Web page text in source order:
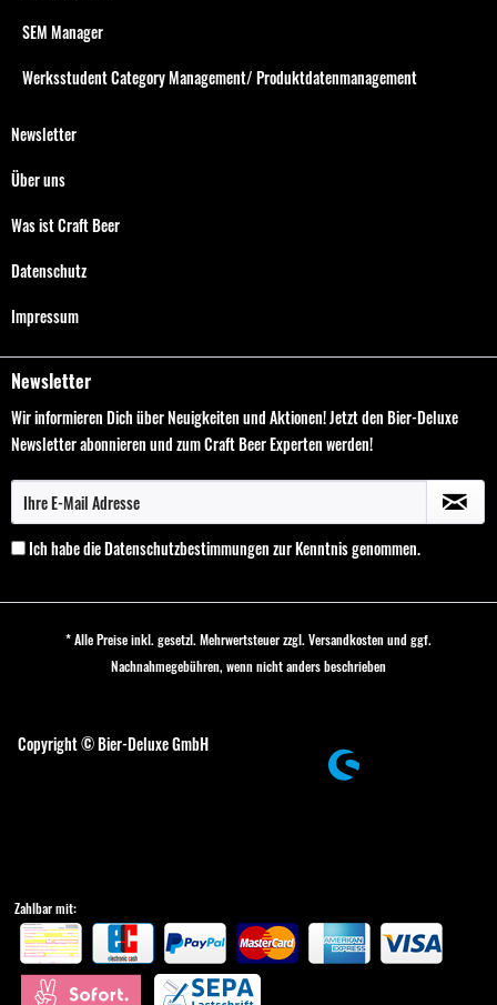
SEM Manager
Werksstudent Category Management/ Produktdatenmanagement
Newsletter
Über uns
Was ist Craft Beer
Datenschutz
Impressum
Newsletter
Wir informieren Dich über Neuigkeiten und Aktionen! Jetzt den Bier-Deluxe
Newsletter abonnieren und zum Craft Beer Experten werden!
Ich habe dieDatenschutzbestimmungenzur Kenntnis genommen.
* Alle Preise inkl. gesetzl. Mehrwertsteuer zzgl. Versandkostenund ggf.
Nachnahmegebühren, wenn nicht anders beschrieben
Copyright © Bier-Deluxe GmbH
Zahlbar mit: